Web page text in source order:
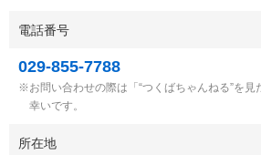
電話番号
029-855-7788
お問い合わせの際は「“つくばちゃんねる”を
幸いです。
所在地